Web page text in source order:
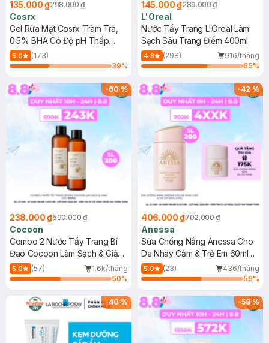
135.000 ₫298.000 ₫
Cosrx
Gel Rửa Mặt Cosrx Tràm Trà,
0.5% BHA Có Độ pH Thấp
150ml
5.0
(173)
39%
145.000 ₫289.000 ₫
L'Oreal
Nước Tẩy Trang L'Oreal Làm
Sạch Sâu Trang Điểm 400ml
4.8 (298)
916/tháng
65%
-60%
238.000 ₫590.000 ₫
Cocoon
Combo 2 Nước Tẩy Trang Bí
Đao Cocoon Làm Sạch & Giảm
Dầu 500ml
5.0 (57)
1.6k/tháng
50%
-42%
406.000 ₫702.000 ₫
Anessa
Sữa Chống Nắng Anessa Cho
Da Nhạy Cảm & Trẻ Em 60ml
(Mới)
5.0 (23)
436/tháng
59%
-40 % -58%